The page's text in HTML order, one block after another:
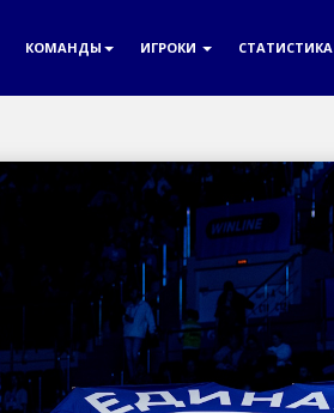
КОМАНДЫ ИГРОКИ СТАТИСТИКА